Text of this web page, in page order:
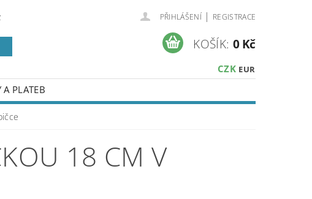
PŘIHLÁŠENÍ | REGISTRACE
CZK EUR
KOŠÍK: 0 Kč
A PLATEB
18 CM V